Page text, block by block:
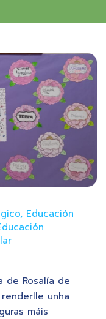
, Educación
de Rosalía de
unha
máis